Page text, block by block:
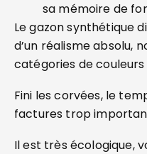
sa mémoire de
Le gazon synthétique
d’un réalisme absolu,
catégories de
Fini les corvées, le
factures trop
Il est très écologique,